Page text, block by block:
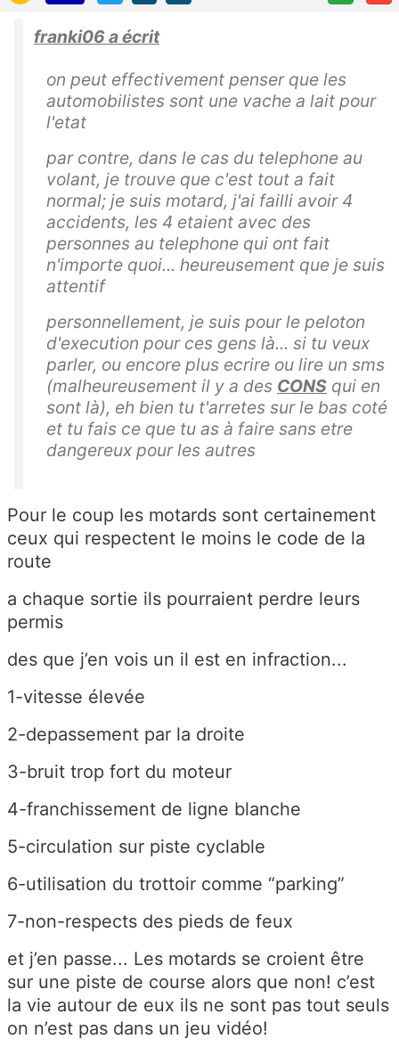
franki06 a écrit
on peut effectivement penser que les
automobilistes sont une vache a lait pour
l'etat
par contre, dans le cas du telephone au
volant, je trouve que c'est tout a fait
normal; je suis motard, j'ai failli avoir 4
accidents, les 4 etaient avec des
personnes au telephone qui ont fait
n'importe quoi... heureusement que je suis
attentif
personnellement, je suis pour le peloton
d'execution pour ces gens là... si tu veux
parler, ou encore plus ecrire ou lire un sms
(malheureusement il y a des CONS qui en
sont là), eh bien tu t'arretes sur le bas coté
et tu fais ce que tu as à faire sans etre
dangereux pour les autres
Pour le coup les motards sont certainement
ceux qui respectent le moins le code de la
route
a chaque sortie ils pourraient perdre leurs
permis
des que j’en vois un il est en infraction...
1-vitesse élevée
2-depassement par la droite
3-bruit trop fort du moteur
4-franchissement de ligne blanche
5-circulation sur piste cyclable
6-utilisation du trottoir comme “parking”
7-non-respects des pieds de feux
et j’en passe... Les motards se croient être
sur une piste de course alors que non! c’est
la vie autour de eux ils ne sont pas tout seuls
on n’est pas dans un jeu vidéo!